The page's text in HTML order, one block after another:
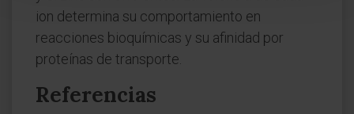
ion determina su comportamiento en
reacciones bioquímicas y su afinidad por
proteínas de transporte.
Referencias